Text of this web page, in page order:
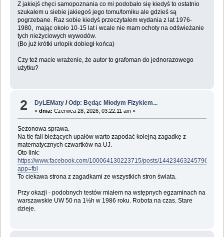
Z jakiejś chęci samopoznania co mi podobało się kiedyś to ostatnio
szukałem u siebie jakiegoś jego tomu/tomiku ale gdzieś są
pogrzebane. Raz sobie kiedyś przeczytałem wydania z lat 1976-
1980, mając około 10-15 lat i wcale nie mam ochoty na odświeżanie
tych nieżyciowych wywodów.
(Bo już krótki urlopik dobiegł końca)
Czy też macie wrażenie, że autor to grafoman do jednorazowego
użytku?
2 DyLEMaty /Odp: Będąc Młodym Fizykiem...
«dnia: Czerwca 28, 2026, 03:22:11 am »
Sezonowa sprawa.
Na tle fali bieżących upałów warto zapodać kolejną zagadkę z
matematycznych czwartków na UJ.
Oto link:
https://www.facebook.com/100064130223715/posts/1442346324579695/?
app=fbl
To ciekawa strona z zagadkami ze wszystkich stron świata.
Przy okazji - podobnych testów miałem na wstępnych egzaminach na
warszawskie UW 50 na 1½h w 1986 roku. Robota na czas. Stare
dzieje.